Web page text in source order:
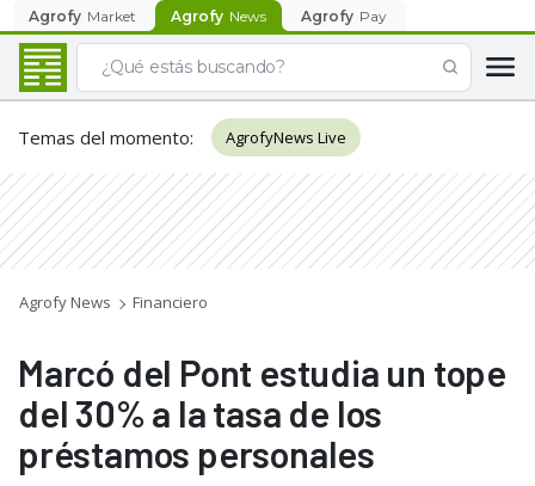
Agrofy Market Agrofy News Agrofy Pay
Temas del momento: AgrofyNews Live
Agrofy News Financiero
Marcó del Pont estudia un tope
del 30% a la tasa de los
préstamos personales